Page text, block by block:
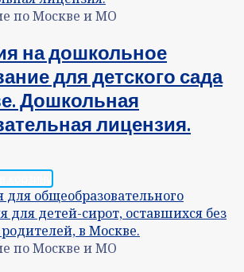
по Москве и МО
на дошкольное
для детского сада
Дошкольная
лицензия.
по Москве и МО